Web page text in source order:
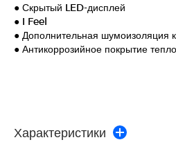
● Скрытый LED-дисплей
● I Feel
● Дополнительная шумоизоляция
● Антикоррозийное покрытие
Характеристики